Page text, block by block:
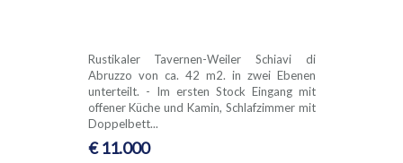
Rustikaler Tavernen-Weiler Schiavi di
Abruzzo von ca. 42 m2. in zwei Ebenen
unterteilt. - Im ersten Stock Eingang mit
offener Küche und Kamin, Schlafzimmer mit
Doppelbett...
€ 11.000